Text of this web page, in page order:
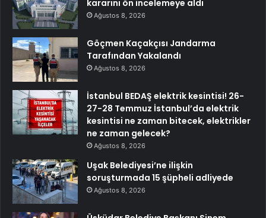
kararını ön incelemeye aldı
Ağustos 8, 2026
Göçmen Kaçakçısı Jandarma
Tarafından Yakalandı
Ağustos 8, 2026
İstanbul BEDAŞ elektrik kesintisi! 26-
27-28 Temmuz İstanbul’da elektrik
kesintisi ne zaman bitecek, elektrikler
ne zaman gelecek?
Ağustos 8, 2026
Uşak Belediyesi’ne ilişkin
soruşturmada 15 şüpheli adliyede
Ağustos 8, 2026